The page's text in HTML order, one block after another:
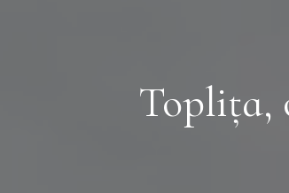
Topliţa,